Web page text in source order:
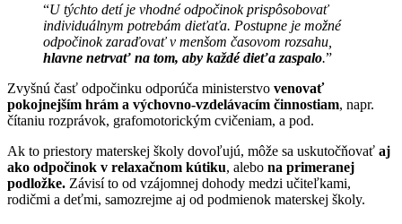
“U týchto detí je vhodné odpočinok prispôsobovať
individuálnym potrebám dieťaťa. Postupne je možné
odpočinok zaraďovať v menšom časovom rozsahu,
hlavne netrvať na tom, aby každé dieťa zaspalo.”
Zvyšnú časť odpočinku odporúča ministerstvo venovať
pokojnejším hrám a výchovno-vzdelávacím činnostiam, napr.
čítaniu rozprávok, grafomotorickým cvičeniam, a pod.
Ak to priestory materskej školy dovoľujú, môže sa uskutočňovať aj
ako odpočinok v relaxačnom kútiku, alebo na primeranej
podložke. Závisí to od vzájomnej dohody medzi učiteľkami,
rodičmi a deťmi, samozrejme aj od podmienok materskej školy.